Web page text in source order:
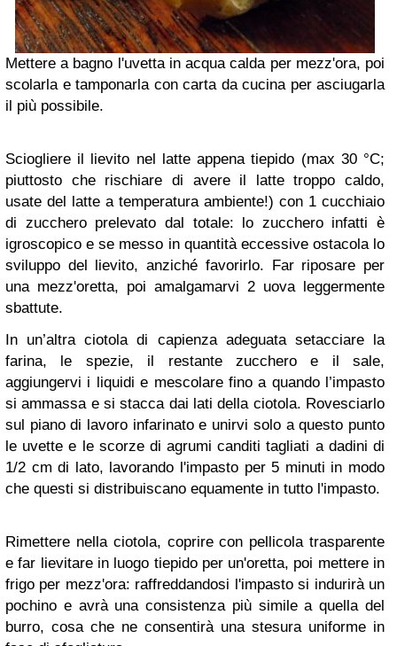
Mettere a bagno l'uvetta in acqua calda per mezz'ora, poi
scolarla e tamponarla con carta da cucina per asciugarla
il più possibile.
Sciogliere il lievito nel latte appena tiepido (max 30 °C;
piuttosto che rischiare di avere il latte troppo caldo,
usate del latte a temperatura ambiente!) con 1 cucchiaio
di zucchero prelevato dal totale: lo zucchero infatti è
igroscopico e se messo in quantità eccessive ostacola lo
sviluppo del lievito, anziché favorirlo. Far riposare per
una mezz'oretta, poi amalgamarvi 2 uova leggermente
sbattute.
In un’altra ciotola di capienza adeguata setacciare la
farina, le spezie, il restante zucchero e il sale,
aggiungervi i liquidi e mescolare fino a quando l’impasto
si ammassa e si stacca dai lati della ciotola. Rovesciarlo
sul piano di lavoro infarinato e unirvi solo a questo punto
le uvette e le scorze di agrumi canditi tagliati a dadini di
1/2 cm di lato, lavorando l'impasto per 5 minuti in modo
che questi si distribuiscano equamente in tutto l'impasto.
Rimettere nella ciotola, coprire con pellicola trasparente
e far lievitare in luogo tiepido per un'oretta, poi mettere in
frigo per mezz'ora: raffreddandosi l'impasto si indurirà un
pochino e avrà una consistenza più simile a quella del
burro, cosa che ne consentirà una stesura uniforme in